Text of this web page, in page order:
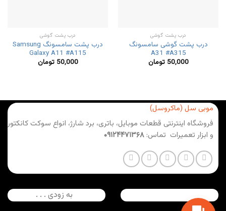
درب پشت گوشی
درب پشت گوشی سامسونگ
A31 #A315
50,000 تومان
درب پشت گوشی
درب پشت سامسونگ Samsung
Galaxy A11 #A115
50,000 تومان
موبی سل (ماکروسل)
فروشگاه اینترنتی قطعات موبایل، باتری، برد شارژ، انواع سوکت کانکتور
و ابزار تعمیرات تماس: ۰۹۱۲۴۴۷۱۳۶۸
به زودی . . .